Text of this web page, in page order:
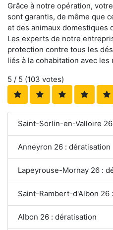
Grâce à notre opération,
sont garantis, de même que
et des animaux domestiques
Les experts de notre
protection contre tous les
liés à la cohabitation avec les
5 / 5 (103 votes)
Saint-Sorlin-en-Valloire
Anneyron 26 : dératisation
Lapeyrouse-Mornay 26 :
Saint-Rambert-d'Albon 26
Albon 26 : dératisation